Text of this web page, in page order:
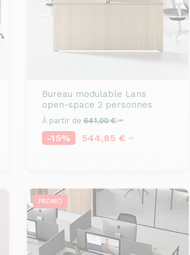
Bureau modulable Lans
open-space 2 personnes
À partir de 641,00 €HT
-15% 544,85 € HT
PROMO